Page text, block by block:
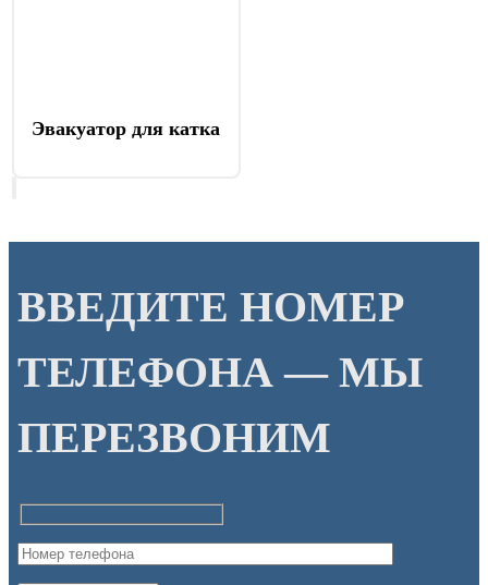
Эвакуатор для катка
ВВЕДИТЕ НОМЕР
ТЕЛЕФОНА — МЫ
ПЕРЕЗВОНИМ